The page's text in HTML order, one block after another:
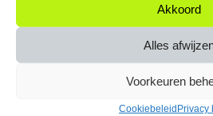
Akkoord
Alles
Voorkeuren
Cookiebeleid Privacy
Is de schakelaar geschikt voor
Wat is de diameter van de schakelaar?
diameter van 19mm.